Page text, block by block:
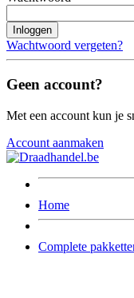
Inloggen
Wachtwoord vergeten?
Geen account?
Met een account kun je
Account aanmaken
Home
Complete